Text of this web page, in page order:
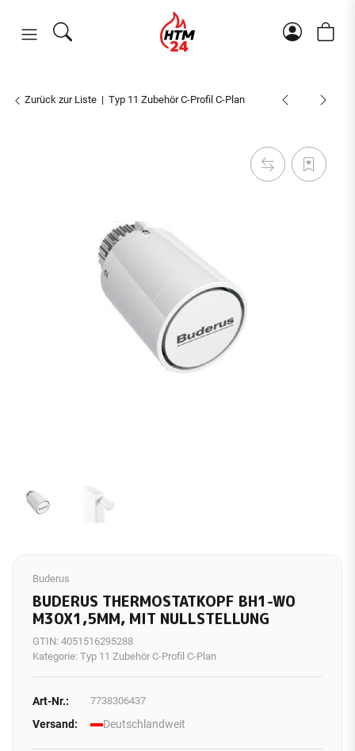
Zurück zur Liste Typ 11 Zubehör C-Profil C-Plan
Buderus
BUDERUS THERMOSTATKOPF BH1-W0
M30X1,5MM, MIT NULLSTELLUNG
GTIN: 4051516295288
Kategorie: Typ 11 Zubehör C-Profil C-Plan
Art-Nr.: 7738306437
Versand: Deutschlandweit